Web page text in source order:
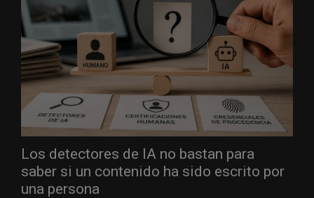
Los detectores de IA no bastan para
saber si un contenido ha sido escrito por
una persona